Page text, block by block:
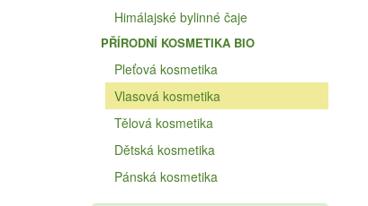
Himálajské bylinné čaje
PŘÍRODNÍ KOSMETIKA BIO
Pleťová kosmetika
Vlasová kosmetika
Tělová kosmetika
Dětská kosmetika
Pánská kosmetika